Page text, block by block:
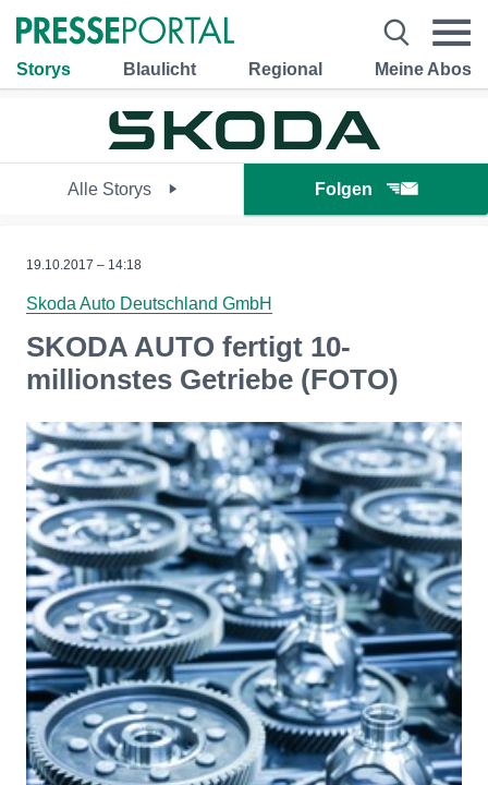
Storys Blaulicht Regional Meine Abos
Alle Storys Folgen
19.10.2017 – 14:18
Skoda Auto Deutschland GmbH
SKODA AUTO fertigt 10-
millionstes Getriebe (FOTO)